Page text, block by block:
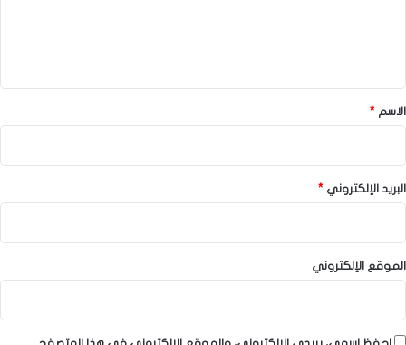
*
الاسم *
البريد الإلكتروني *
الموقع الإلكتروني